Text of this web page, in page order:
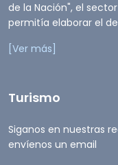
de la Nación", el
permitía elaborar el
[Ver más]
Turismo
Siganos en nuestras
envíenos un email